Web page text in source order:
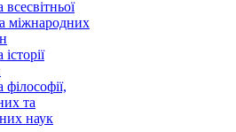
міжнародних
та
наук